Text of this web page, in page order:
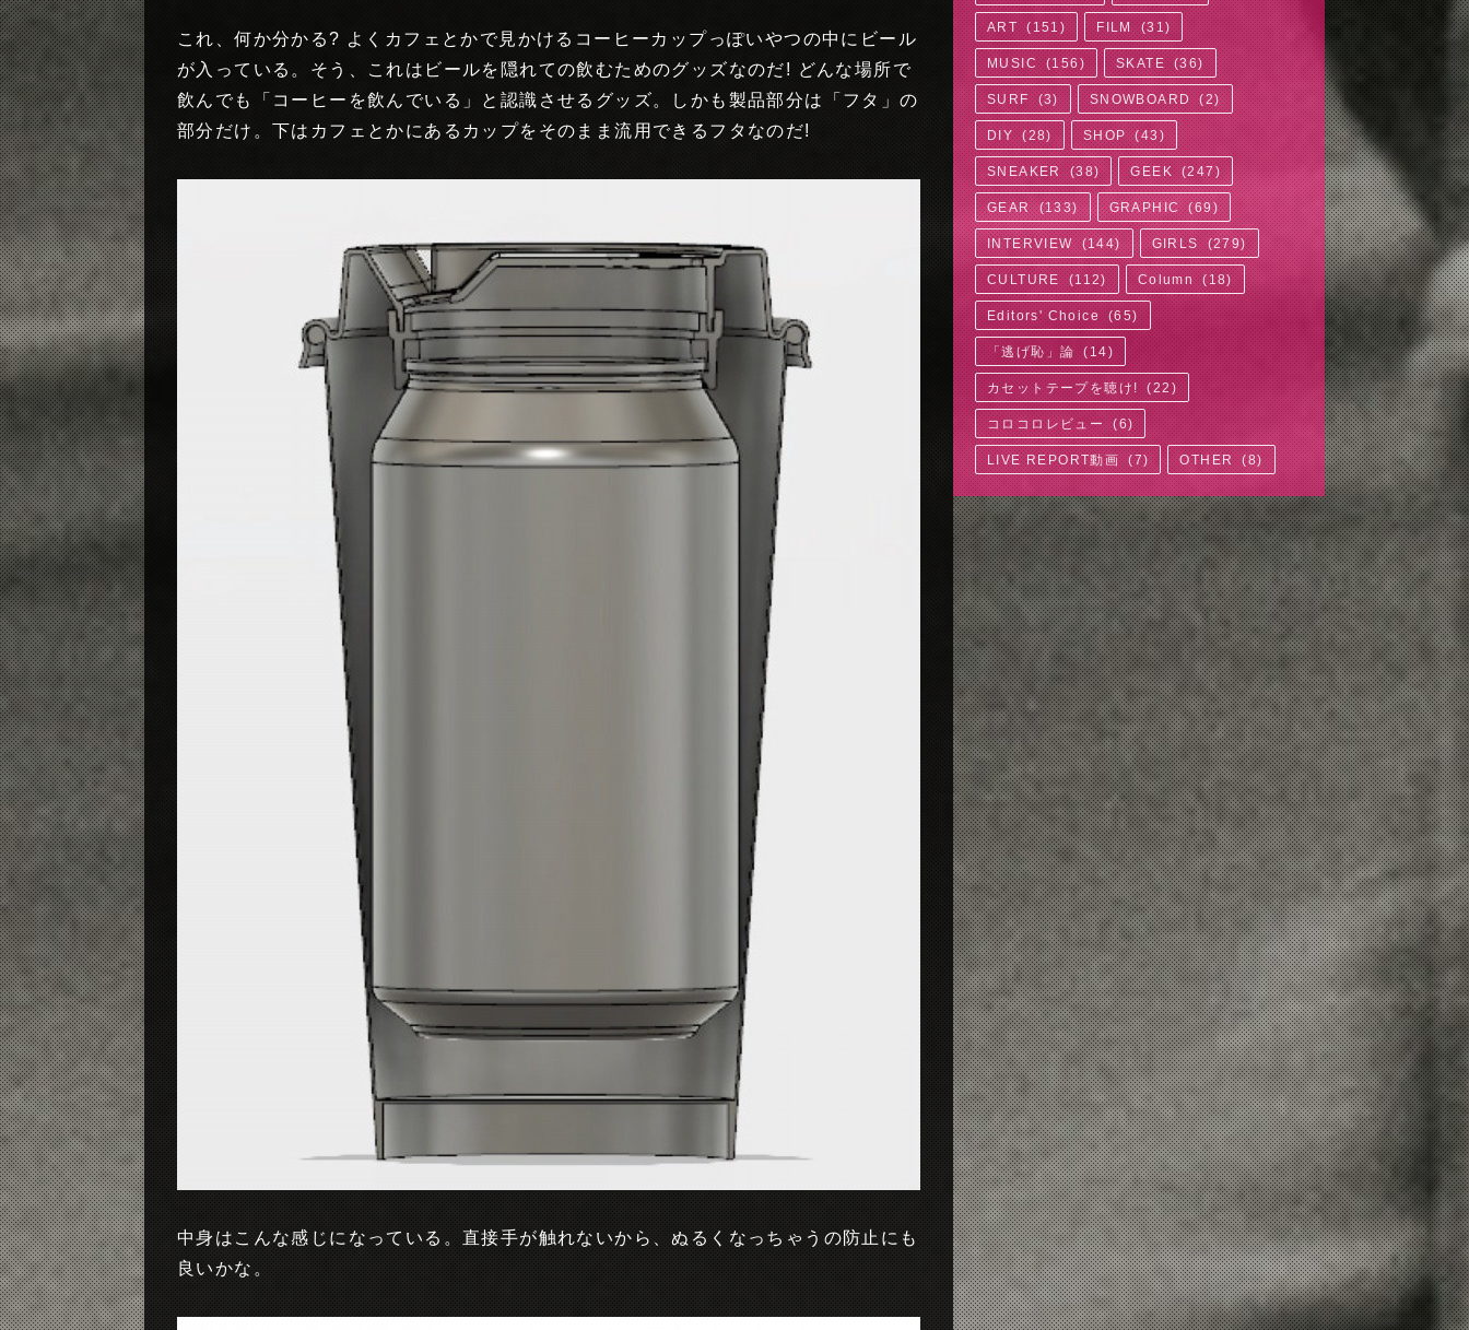
これ、何か分かる? よくカフェとかで見かけるコーヒーカップっぽいやつの中にビール
が入っている。そう、これはビールを隠れての飲むためのグッズなのだ! どんな場所で
飲んでも「コーヒーを飲んでいる」と認識させるグッズ。しかも製品部分は「フタ」の
部分だけ。下はカフェとかにあるカップをそのまま流用できるフタなのだ!
中身はこんな感じになっている。直接手が触れないから、ぬるくなっちゃうの防止にも
良いかな。
ART ( 151 ) FILM (31)
MUSIC (156 ) SKATE (36)
SURF (3) SNOWBOARD (2)
DIY (28) SHOP (43)
SNEAKER (38) GEEK (247)
GEAR (133) GRAPHIC (69)
INTERVIEW (144) GIRLS (279)
CULTURE (112) Column (18)
Editors' Choice (65)
「逃げ恥」論 ( 14)
カセットテープを聴け! (22 )
コロコロレビュー (6)
LIVE REPORT動画 (7) OTHER (8)